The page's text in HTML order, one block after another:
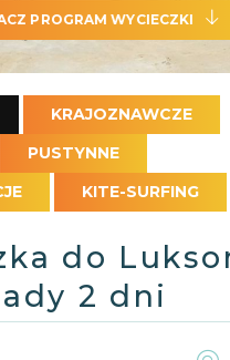
PROGRAM WYCIECZKI
KRAJOZNAWCZE
PUSTYNNE
KITE-SURFING
do
2 dni